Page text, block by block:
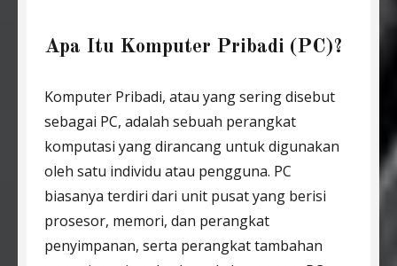
Apa Itu Komputer Pribadi (PC)?
Komputer Pribadi, atau yang sering disebut
sebagai PC, adalah sebuah perangkat
komputasi yang dirancang untuk digunakan
oleh satu individu atau pengguna. PC
biasanya terdiri dari unit pusat yang berisi
prosesor, memori, dan perangkat
penyimpanan, serta perangkat tambahan